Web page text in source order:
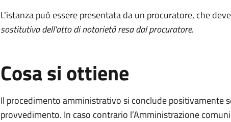
L'istanza può essere presentata da un procuratore, che
sostitutiva dell'atto di notorietà resa dal procuratore.
Cosa si ottiene
Il procedimento amministrativo si conclude positivamente
provvedimento. In caso contrario l’Amministrazione